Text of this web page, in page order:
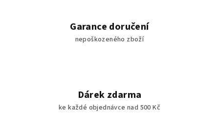
Garance doručení
nepoškozeného zboží
Dárek zdarma
ke každé objednávce nad 500 Kč